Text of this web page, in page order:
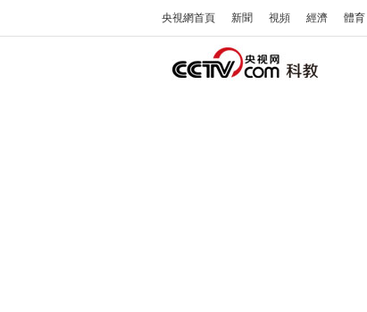
央視網首頁 新聞 視頻 經濟 體育